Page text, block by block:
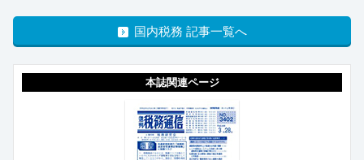
国内税務 記事一覧へ
本誌関連ページ